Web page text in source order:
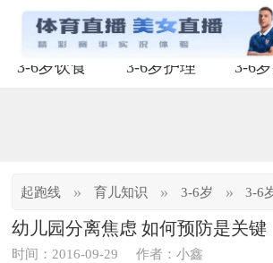
3-6岁饮食 3-6岁护理 3-6
起跑线 » 育儿知识 » 3-6岁 » 3-6
幼儿园分离焦虑 如何预防是关键
时间：2016-09-29 作者：小鑫